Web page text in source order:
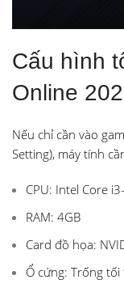
Cấu hình
Online
Nếu chỉ cần vào
Setting), máy tính
CPU: Intel Core
RAM: 4GB
Card đồ họa:
Ổ cứng: Trống